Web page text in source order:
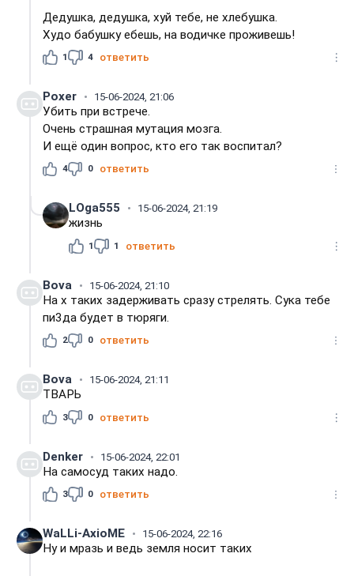
Дедушка, дедушка, хуй тебе, не хлебушка.
Худо бабушку ебешь, на водичке проживешь!
1 4 ответить
Poxer 15-06-2024, 21:06
Убить при встрече.
Очень страшная мутация мозга.
И ещё один вопрос, кто его так воспитал?
4 0 ответить
LOga555 15-06-2024, 21:19
жизнь
1 1 ответить
Bova 15-06-2024, 21:10
На х таких задерживать сразу стрелять. Сука тебе
пи3да будет в тюряги.
2 0 ответить
Bova 15-06-2024, 21:11
ТВАРЬ
3 0 ответить
Denker 15-06-2024, 22:01
На самосуд таких надо.
3 0 ответить
WaLLi-АxioME 15-06-2024, 22:16
Ну и мразь и ведь земля носит таких